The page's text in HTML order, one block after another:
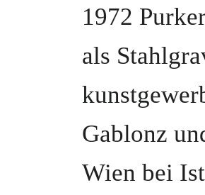
1972
als
Gablonz
Wien bei